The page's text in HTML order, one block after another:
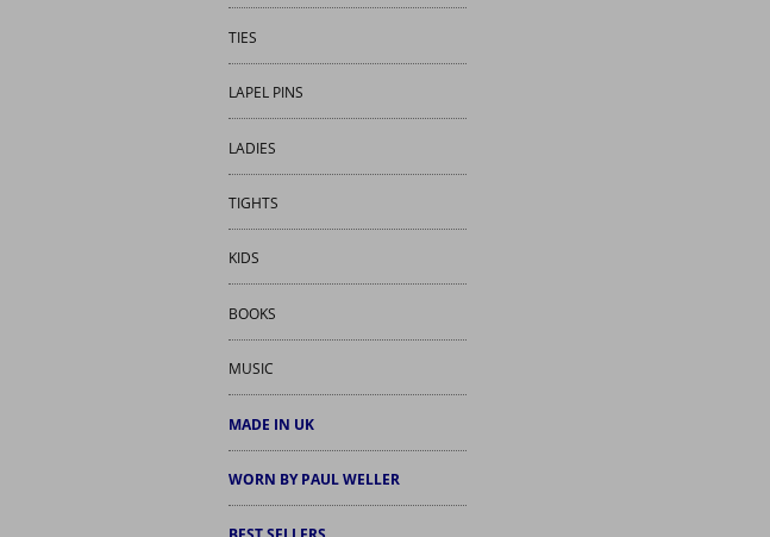
TIES
LAPEL PINS
LADIES
TIGHTS
KIDS
BOOKS
MUSIC
MADE IN UK
WORN BY PAUL WELLER